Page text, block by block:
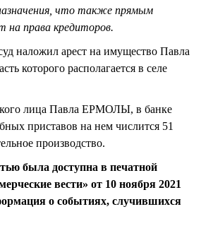
что также прямым
на права кредиторов.
наложил арест на имущество Павла
которого располагается в селе
лица Павла ЕРМОЛЫ, в банке
приставов на нем числится 51
производство.
была доступна в печатной
вести» от 10 ноября 2021
о событиях, случившихся